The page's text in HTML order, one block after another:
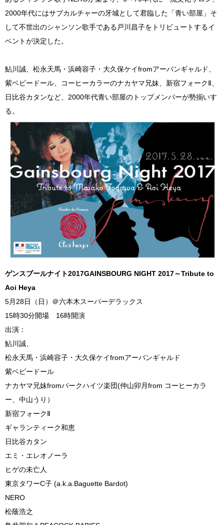
2000年代にはサブカルチャーの牙城として君臨した「青い部屋」そ
して不世出のシャンソン歌手である戸川昌子をトリビュートするイ
ベントが決定した。
鮎川誠、松永天馬・浜崎容子・大久保ケイfromアーバンギャルド、
紫ベビードール、コーヒーカラーのナカヤマ兄妹、新宿フォークⅡ、
日比谷カタンなど、2000年代青い部屋のトップメンバーが勢揃いす
る。
ゲンスブールナイト2017GAINSBOURG NIGHT 2017～Tribute to
Aoi Heya
5月28日（日）＠六本木スーパーデラックス
15時30分開場 16時開演
出演：
鮎川誠、
松永天馬・浜崎容子・大久保ケイfromアーバンギャルド
紫ベビードール
ナカヤマ兄妹fromパークハイツ楽団(仲山卯月from コーヒーカラ
ー、中山うり）
新宿フォークⅡ
ギャランティーク和恵
日比谷カタン
エミ・エレオノーラ
ヒゲの未亡人
東京タワーC子 (a.k.a.Baguette Bardot)
NERO
松蔭浩之